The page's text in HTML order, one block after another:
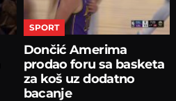
SPORT
Dončić Amerima
prodao foru sa basketa
za koš uz dodatno
bacanje